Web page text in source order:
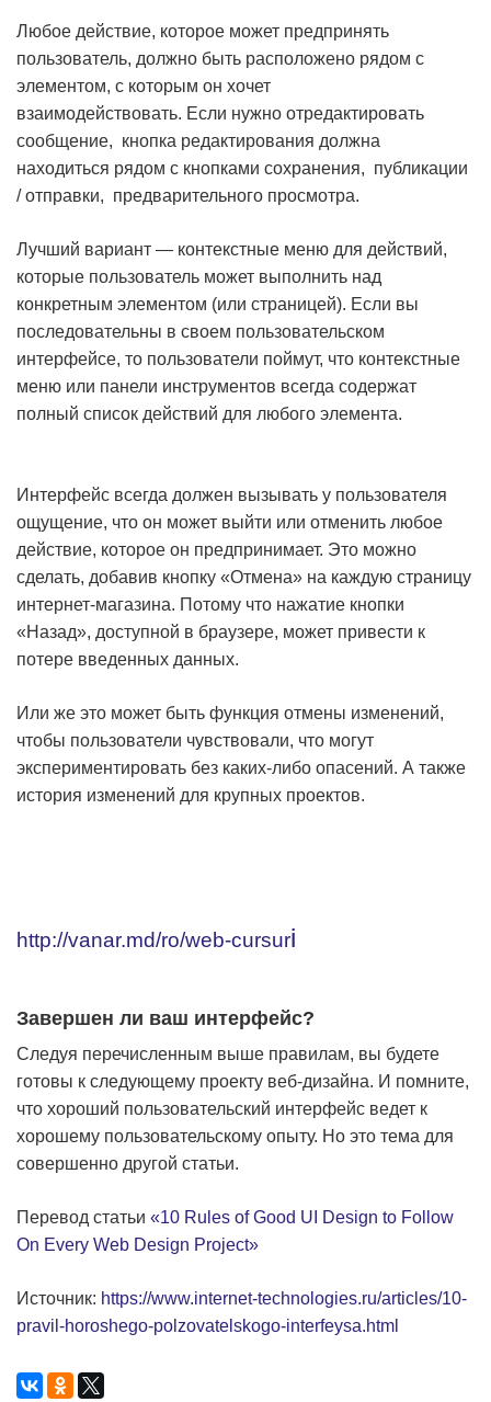
Любое действие, которое может предпринять
пользователь, должно быть расположено рядом с
элементом, с которым он хочет
взаимодействовать. Если нужно отредактировать
сообщение, кнопка редактирования должна
находиться рядом с кнопками сохранения, публикации
/ отправки, предварительного просмотра.
Лучший вариант — контекстные меню для действий,
которые пользователь может выполнить над
конкретным элементом (или страницей). Если вы
последовательны в своем пользовательском
интерфейсе, то пользователи поймут, что контекстные
меню или панели инструментов всегда содержат
полный список действий для любого элемента.
Интерфейс всегда должен вызывать у пользователя
ощущение, что он может выйти или отменить любое
действие, которое он предпринимает. Это можно
сделать, добавив кнопку «Отмена» на каждую страницу
интернет-магазина. Потому что нажатие кнопки
«Назад», доступной в браузере, может привести к
потере введенных данных.
Или же это может быть функция отмены изменений,
чтобы пользователи чувствовали, что могут
экспериментировать без каких-либо опасений. А также
история изменений для крупных проектов.
http://vanar.md/ro/web-cursuri
Завершен ли ваш интерфейс?
Следуя перечисленным выше правилам, вы будете
готовы к следующему проекту веб-дизайна. И помните,
что хороший пользовательский интерфейс ведет к
хорошему пользовательскому опыту. Но это тема для
совершенно другой статьи.
Перевод статьи «10 Rules of Good UI Design to Follow
On Every Web Design Project»
Источник: https://www.internet-technologies.ru/articles/10-
pravil-horoshego-polzovatelskogo-interfeysa.html